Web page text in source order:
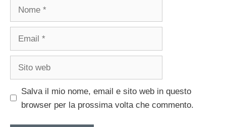
Nome
Email
Sito
Salva il mio nome, email e sito web in questo
browser per la prossima volta che commento.